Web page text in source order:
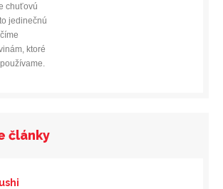
chuťovú
jedinečnú
ktoré
články